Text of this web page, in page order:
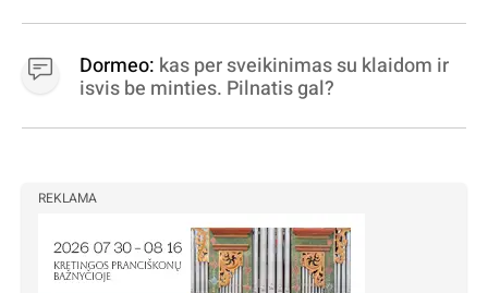
Dormeo: kas per sveikinimas su klaidom ir
isvis be minties. Pilnatis gal?
REKLAMA